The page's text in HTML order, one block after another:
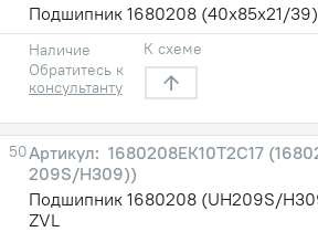
Подшипник 1680208 (40х85х21/
Наличие
Обратитесь к
консультанту
К схеме
50
1680208ЕК10Т2С17
209S/H309))
Подшипник 1680208 (UH209S/
ZVL